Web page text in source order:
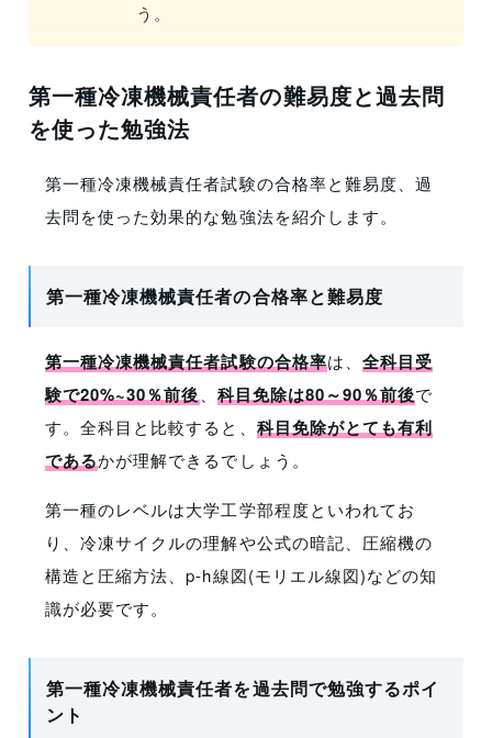
う。
第一種冷凍機械責任者の難易度と過去問
を使った勉強法
第一種冷凍機械責任者試験の合格率と難易度、過
去問を使った効果的な勉強法を紹介します。
第一種冷凍機械責任者の合格率と難易度
第一種冷凍機械責任者試験の合格率は、 全科目受
験で20%~30％前後、 科目免除は80～90％前後で
す。全科目と比較すると、 科目免除がとても有利
であるかが理解できるでしょう。
第一種のレベルは大学工学部程度といわれてお
り、冷凍サイクルの理解や公式の暗記、圧縮機の
構造と圧縮方法、p-h線図(モリエル線図)などの知
識が必要です。
第一種冷凍機械責任者を過去問で勉強するポイ
ント